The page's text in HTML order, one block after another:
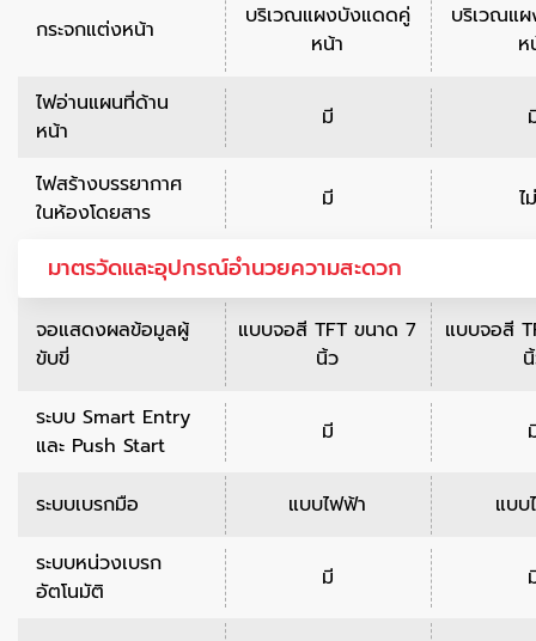
กระจกแต่งหน้า
บริเวณแผงบังแดดคู่
หน้า
บริเวณแ
ห
ไฟอ่านแผนที่ด้าน
หน้า
มี
ไฟสร้างบรรยากาศ
ในห้องโดยสาร
มี ไ
มาตรวัดและอุปกรณ์อำนวยความสะดวก
จอแสดงผลข้อมูลผู้
ขับขี่
แบบจอสี TFT ขนาด 7
นิ้ว
แบบจอสี
ระบบ Smart Entry
และ Push Start
มี
ระบบเบรกมือ แบบไฟฟ้า แบบ
ระบบหน่วงเบรก
อัตโนมัติ
มี